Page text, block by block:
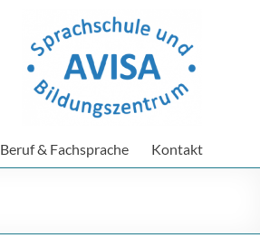
Beruf & Fachsprache Kontakt